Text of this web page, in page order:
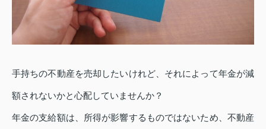
手持ちの不動産を売却したいけれど、それによって年金が減
額されないかと心配していませんか？
年金の支給額は、所得が影響するものではないため、不動産